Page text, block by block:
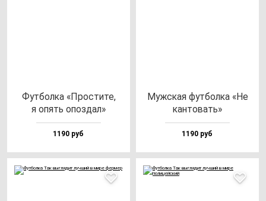
Фут­бол­ка «Прос­ти­те,
я опять опоз­дал»
1190 руб
Муж­ская фут­бол­ка «Не
кан­то­вать»
1190 руб